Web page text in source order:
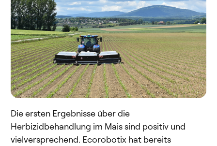
Die ersten Ergebnisse über die
Herbizidbehandlung im Mais sind positiv und
vielversprechend. Ecorobotix hat bereits